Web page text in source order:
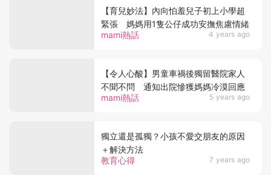
mami熱話 4 years ago
【育兒妙法】內向怕羞兒子初上小學超
緊張 媽媽用1隻公仔成功安撫焦慮情緒
mami熱話 5 years ago
【令人心酸】男童車禍後獨留醫院家人
不聞不問 通知出院慘獲媽媽冷漠回應
教育心得 7 years ago
獨立還是孤獨？小孩不愛交朋友的原因
＋解決方法